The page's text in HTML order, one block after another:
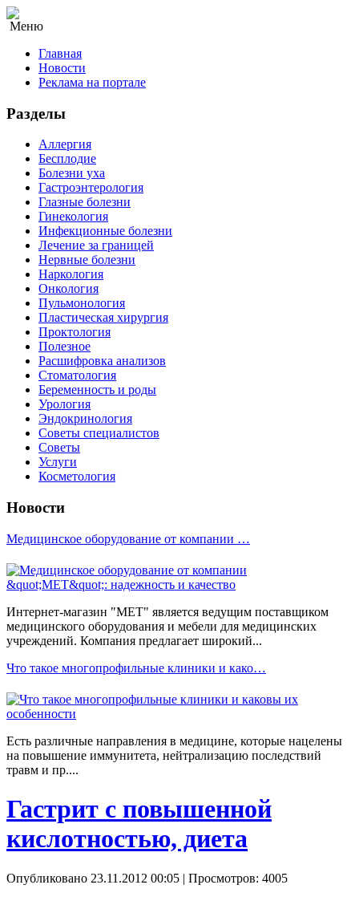
Меню
Главная
Новости
Реклама на портале
Разделы
Аллергия
Бесплодие
Болезни уха
Гастроэнтерология
Глазные болезни
Гинекология
Инфекционные болезни
Лечение за границей
Нервные болезни
Наркология
Онкология
Пульмонология
Пластическая хирургия
Проктология
Полезное
Расшифровка анализов
Стоматология
Беременность и роды
Урология
Эндокринология
Советы специалистов
Советы
Услуги
Косметология
Новости
Медицинское оборудование от компании …
Интернет-магазин "МЕТ" является ведущим поставщиком
медицинского оборудования и мебели для медицинских
учреждений. Компания предлагает широкий...
Что такое многопрофильные клиники и како…
Есть различные направления в медицине, которые нацелены
на повышение иммунитета, нейтрализацию последствий
травм и пр....
Гастрит с повышенной
кислотностью, диета
Опубликовано 23.11.2012 00:05 | Просмотров: 4005